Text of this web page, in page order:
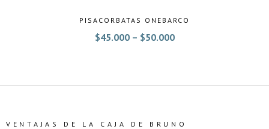
PISACORBATAS ONEBARCO
$45.000– $50.000
VENTAJAS DE LA CAJA DE BRUNO